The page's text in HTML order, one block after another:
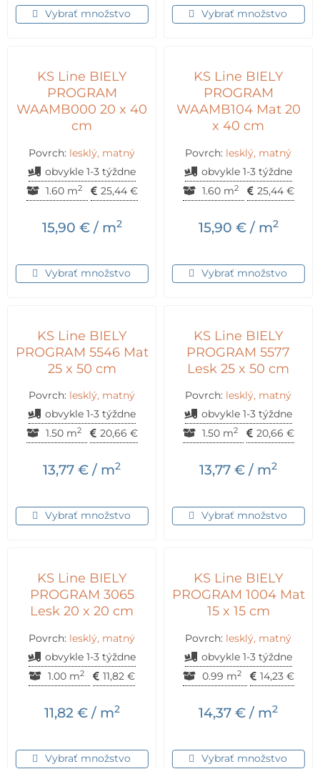
Vybrať množstvo Vybrať množstvo
KS Line BIELY
PROGRAM
WAAMB000 20 x 40
cm
Povrch: lesklý, matný
obvykle 1-3 týždne
1.60 m2 25,44 €
15,90 €/ m2
Vybrať množstvo
KS Line BIELY
PROGRAM
WAAMB104 Mat 20
x 40 cm
Povrch: lesklý, matný
obvykle 1-3 týždne
1.60 m2 25,44 €
15,90 €/ m2
Vybrať množstvo
KS Line BIELY
PROGRAM 5546 Mat
25 x 50 cm
Povrch: lesklý, matný
obvykle 1-3 týždne
1.50 m2 20,66 €
13,77 € / m2
Vybrať množstvo
KS Line BIELY
PROGRAM 5577
Lesk 25 x 50 cm
Povrch: lesklý, matný
obvykle 1-3 týždne
1.50 m2 20,66 €
13,77 € / m2
Vybrať množstvo
KS Line BIELY
PROGRAM 3065
Lesk 20 x 20 cm
Povrch: lesklý, matný
obvykle 1-3 týždne
1.00 m2 11,82 €
11,82 €/ m2
Vybrať množstvo
KS Line BIELY
PROGRAM 1004 Mat
15 x 15 cm
Povrch: lesklý, matný
obvykle 1-3 týždne
0.99 m2 14,23 €
14,37 € / m2
Vybrať množstvo